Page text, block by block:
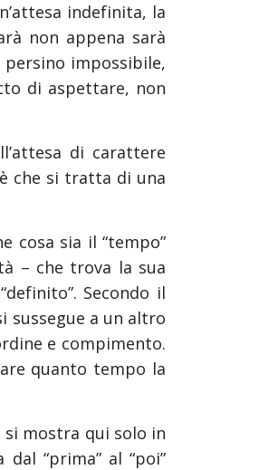
indefinita, la
non appena sarà
impossibile,
di aspettare, non
di carattere
che si tratta di una
cosa sia il “tempo”
– che trova la sua
Secondo il
sussegue a un altro
e compimento.
quanto tempo la
si mostra qui solo in
“prima” al “poi”